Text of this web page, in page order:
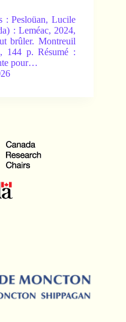
: Pesloüan, Lucile
: Leméac, 2024,
brûler. Montreuil
144 p. Résumé :
pour…